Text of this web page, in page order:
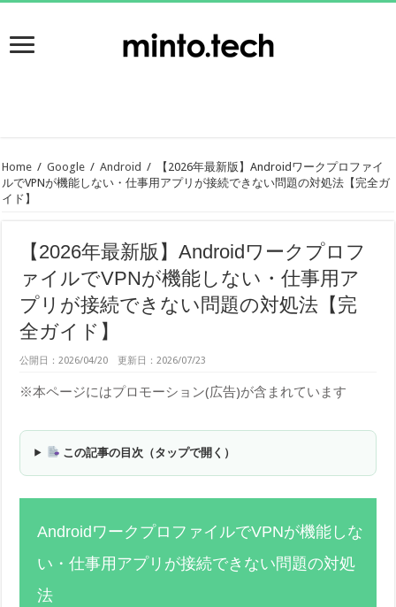
Home / Google / Android /
【2026年最新版】Androidワークプロファイ
ルでVPNが機能しない・仕事用アプリが接続できない問題の対処法【完全ガ
イド】
【2026年最新版】Androidワークプロフ
ァイルでVPNが機能しない・仕事用ア
プリが接続できない問題の対処法【完
全ガイド】
公開日：2026/04/20 更新日：2026/07/23
※本ページにはプロモーション(広告)が含まれています
この記事の目次（タップで開く）
AndroidワークプロファイルでVPNが機能しな
い・仕事用アプリが接続できない問題の対処
法